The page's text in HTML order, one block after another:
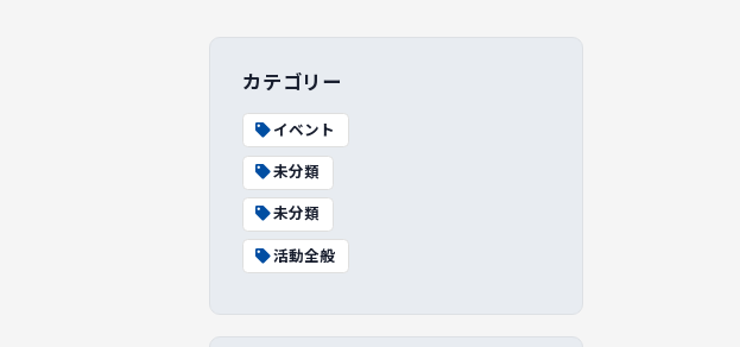
カテゴリー
イベント
未分類
未分類
活動全般